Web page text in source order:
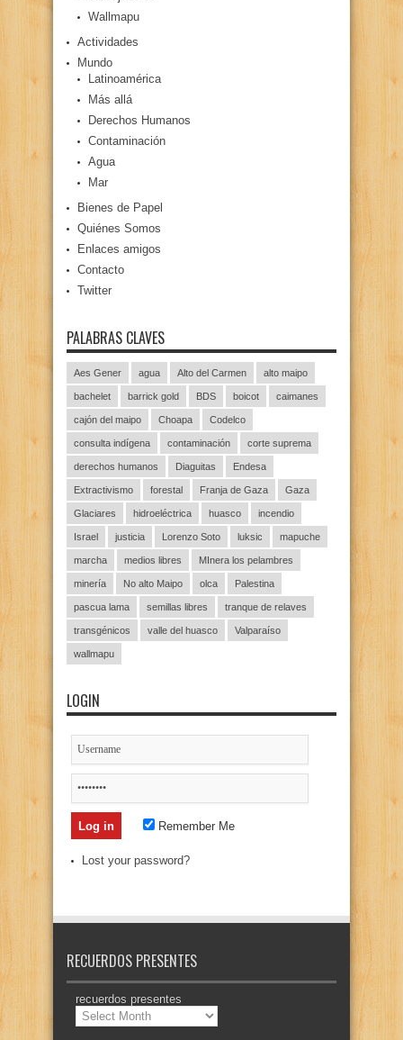
Wallmapu
Actividades
Mundo
Latinoamérica
Más allá
Derechos Humanos
Contaminación
Agua
Mar
Bienes de Papel
Quiénes Somos
Enlaces amigos
Contacto
Twitter
PALABRAS CLAVES
Aes Gener agua Alto del Carmen alto maipo
bachelet barrick gold BDS boicot caimanes
cajón del maipo Choapa Codelco
consulta indígena contaminación corte suprema
derechos humanos Diaguitas Endesa
Extractivismo forestal Franja de Gaza Gaza
Glaciares hidroeléctrica huasco incendio
Israel justicia Lorenzo Soto luksic mapuche
marcha medios libres MInera los pelambres
minería No alto Maipo olca Palestina
pascua lama semillas libres tranque de relaves
transgénicos valle del huasco Valparaíso
wallmapu
LOGIN
Remember Me
Lost your password?
RECUERDOS PRESENTES
recuerdos presentes